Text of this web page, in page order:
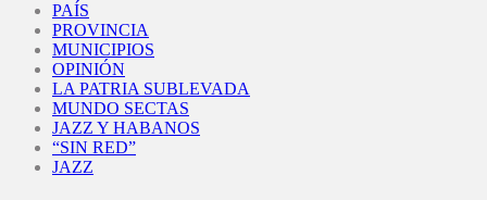
PAÍS
PROVINCIA
MUNICIPIOS
OPINIÓN
LA PATRIA SUBLEVADA
MUNDO SECTAS
JAZZ Y HABANOS
“SIN RED”
JAZZ